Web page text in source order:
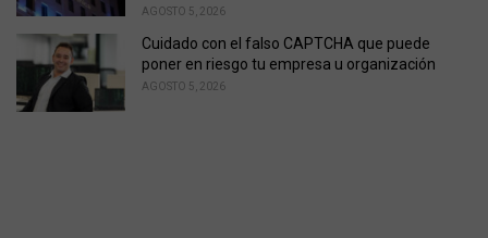
AGOSTO 5, 2026
Cuidado con el falso CAPTCHA que puede
poner en riesgo tu empresa u organización
AGOSTO 5, 2026